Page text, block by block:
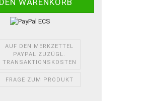
AUF DEN MERKZETTEL
PAYPAL ZUZÜGL.
TRANSAKTIONSKOSTEN
FRAGE ZUM PRODUKT